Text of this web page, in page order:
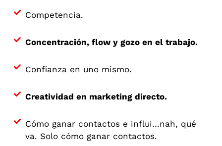
Competencia.
Concentración, flow y gozo en el trabajo.
Confianza en uno mismo.
Creatividad en marketing directo.
Cómo ganar contactos e influi…nah, qué
va. Solo cómo ganar contactos.